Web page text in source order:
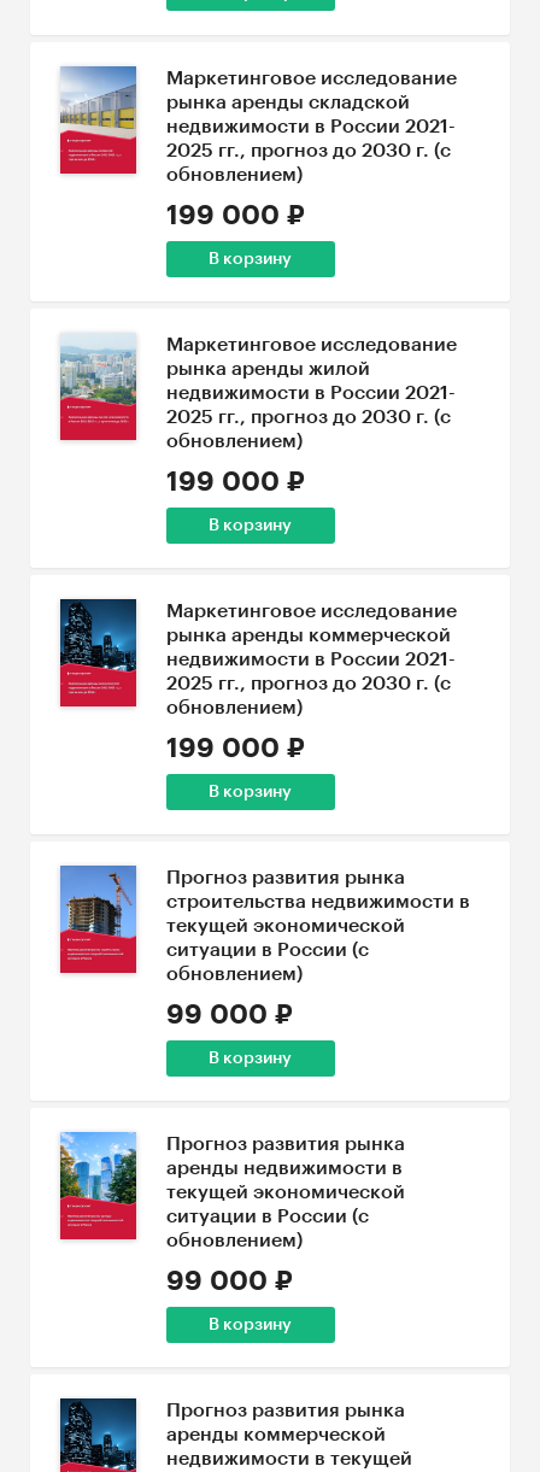
Маркетинговое исследование
рынка аренды складской
недвижимости в России 2021-
2025 гг., прогноз до 2030 г. (с
обновлением)
199 000 ₽
В корзину
Маркетинговое исследование
рынка аренды жилой
недвижимости в России 2021-
2025 гг., прогноз до 2030 г. (с
обновлением)
199 000 ₽
В корзину
Маркетинговое исследование
рынка аренды коммерческой
недвижимости в России 2021-
2025 гг., прогноз до 2030 г. (с
обновлением)
199 000 ₽
В корзину
Прогноз развития рынка
строительства недвижимости в
текущей экономической
ситуации в России (с
обновлением)
99 000 ₽
В корзину
Прогноз развития рынка
аренды недвижимости в
текущей экономической
ситуации в России (с
обновлением)
99 000 ₽
В корзину
Прогноз развития рынка
аренды коммерческой
недвижимости в текущей